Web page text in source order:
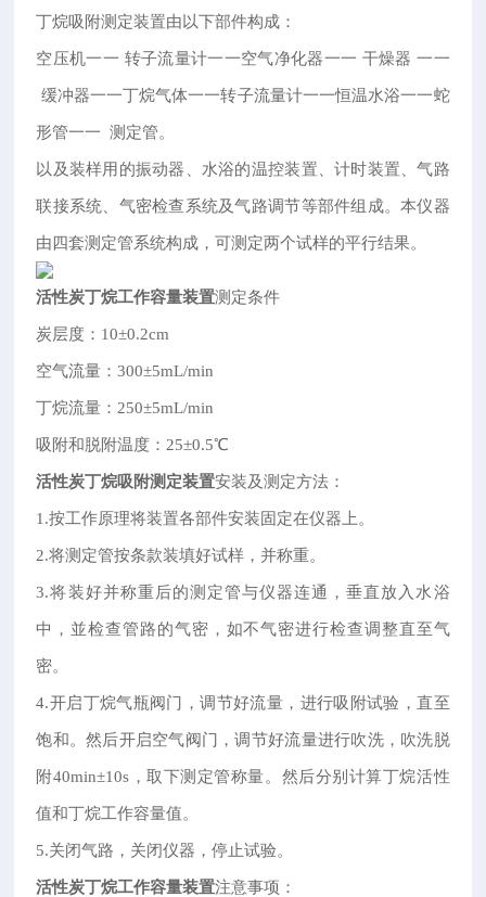
丁烷吸附测定装置由以下部件构成：
空压机一一 转子流量计一一空气净化器一一 干燥器 一一
缓冲器一一丁烷气体一一转子流量计一一恒温水浴一一蛇
形管一一 测定管。
以及装样用的振动器、水浴的温控装置、计时装置、气路
联接系统、气密检查系统及气路调节等部件组成。本仪器
由四套测定管系统构成，可测定两个试样的平行结果。
活性炭丁烷工作容量装置测定条件
炭层度：10±0.2cm
空气流量：300±5mL/min
丁烷流量：250±5mL/min
吸附和脱附温度：25±0.5℃
活性炭丁烷吸附测定装置安装及测定方法：
1.按工作原理将装置各部件安装固定在仪器上。
2.将测定管按条款装填好试样，并称重。
3.将装好并称重后的测定管与仪器连通，垂直放入水浴
中，並检查管路的气密，如不气密进行检查调整直至气
密。
4.开启丁烷气瓶阀门，调节好流量，进行吸附试验，直至
饱和。然后开启空气阀门，调节好流量进行吹洗，吹洗脱
附40min±10s，取下测定管称量。然后分别计算丁烷活性
值和丁烷工作容量值。
5.关闭气路，关闭仪器，停止试验。
活性炭丁烷工作容量装置注意事项：